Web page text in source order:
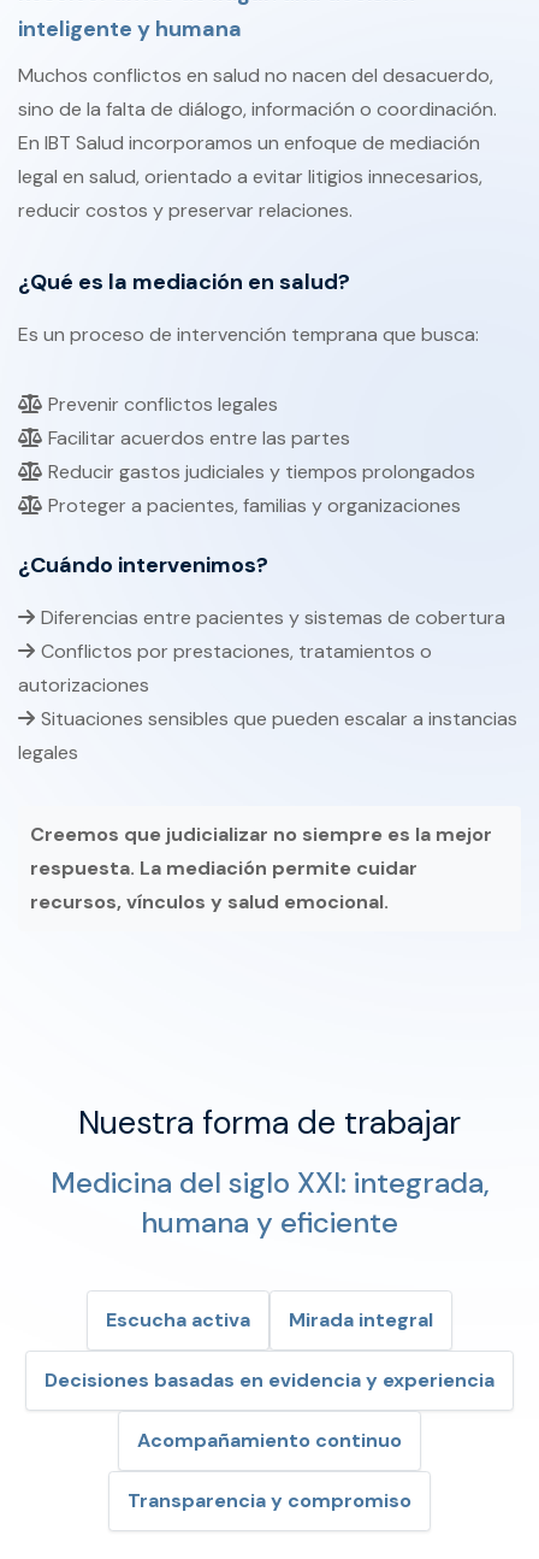
inteligente y humana
Muchos conflictos en salud no nacen del desacuerdo,
sino de la falta de diálogo, información o coordinación.
En IBT Salud incorporamos un enfoque de mediación
legal en salud, orientado a evitar litigios innecesarios,
reducir costos y preservar relaciones.
¿Qué es la mediación en salud?
Es un proceso de intervención temprana que busca:
Prevenir conflictos legales
Facilitar acuerdos entre las partes
Reducir gastos judiciales y tiempos prolongados
Proteger a pacientes, familias y organizaciones
¿Cuándo intervenimos?
Diferencias entre pacientes y sistemas de cobertura
Conflictos por prestaciones, tratamientos o
autorizaciones
Situaciones sensibles que pueden escalar a instancias
legales
Creemos que judicializar no siempre es la mejor
respuesta. La mediación permite cuidar
recursos, vínculos y salud emocional.
Nuestra forma de trabajar
Medicina del siglo XXI: integrada,
humana y eficiente
Escucha activa Mirada integral
Decisiones basadas en evidencia y experiencia
Acompañamiento continuo
Transparencia y compromiso